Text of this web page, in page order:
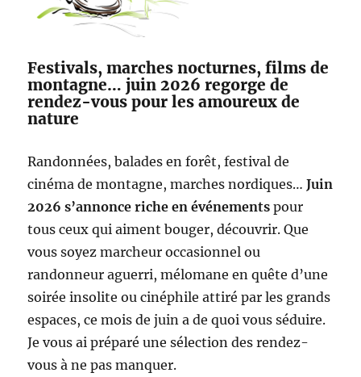
Festivals, marches nocturnes, films de
montagne… juin 2026 regorge de
rendez-vous pour les amoureux de
nature
Randonnées, balades en forêt, festival de
cinéma de montagne, marches nordiques…Juin
2026 s’annonce riche en événements pour
tous ceux qui aiment bouger, découvrir. Que
vous soyez marcheur occasionnel ou
randonneur aguerri, mélomane en quête d’une
soirée insolite ou cinéphile attiré par les grands
espaces, ce mois de juin a de quoi vous séduire.
Je vous ai préparé une sélection des rendez-
vous à ne pas manquer.